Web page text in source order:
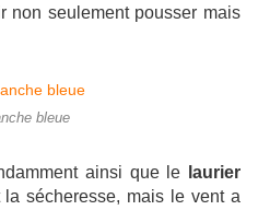
non seulement pousser mais
bleue
ainsi que le laurier
sécheresse, mais le vent a